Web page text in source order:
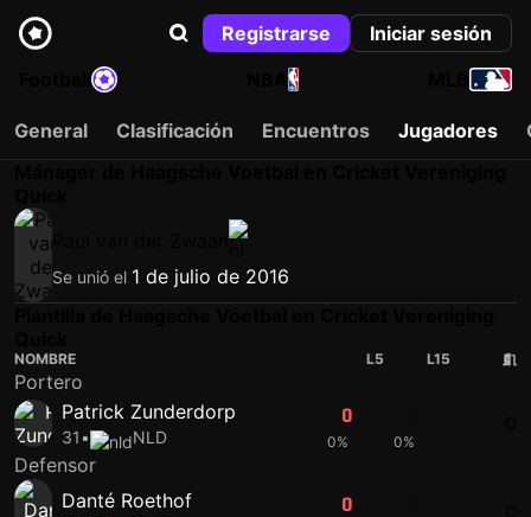
Registrarse
Iniciar sesión
NBA
General Clasificación Encuentros Jugadores
Se unió el 1 de julio de 2016
NOMBRE L5 L15
Portero
Patrick Zunderdorp
31• NLD
0
0% 0%
Defensor
Danté Roethof
0